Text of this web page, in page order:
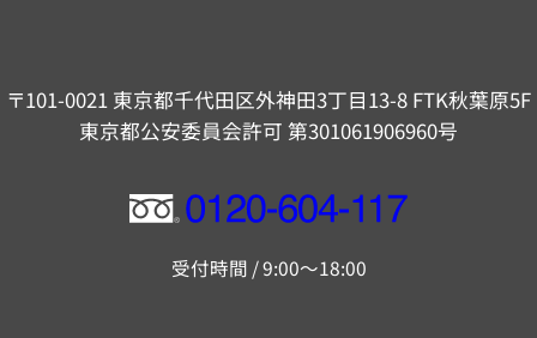
〒101-0021 東京都千代田区外神田3丁目13-8 FTK秋葉原5F
東京都公安委員会許可 第301061906960号
フ
ー
受付時間 / 9:00～18:00